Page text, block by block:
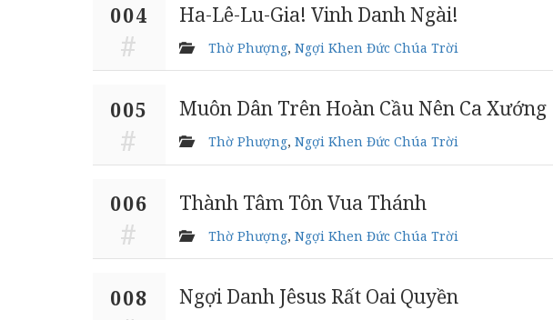
004 Ha-Lê-Lu-Gia! Vinh Danh Ngài!
Thờ Phượng, Ngợi Khen Đức Chúa Trời
005 Muôn Dân Trên Hoàn Cầu Nên Ca Xướng
Thờ Phượng, Ngợi Khen Đức Chúa Trời
006 Thành Tâm Tôn Vua Thánh
Thờ Phượng, Ngợi Khen Đức Chúa Trời
008 Ngợi Danh Jêsus Rất Oai Quyền